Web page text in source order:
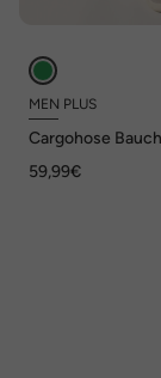
MEN PLUS
Cargohose
59,99€